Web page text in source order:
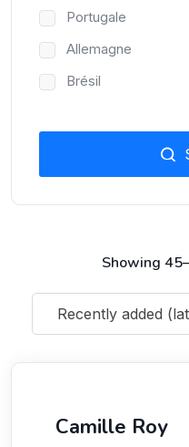
Showing
Recently added
Camille Roy
Portugale
Allemagne
Brésil